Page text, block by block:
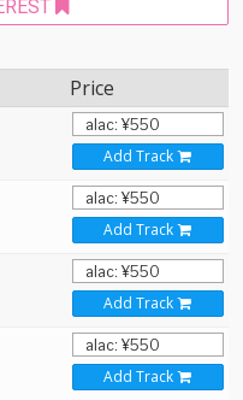
Price
Add Track
Add Track
Add Track
Add Track